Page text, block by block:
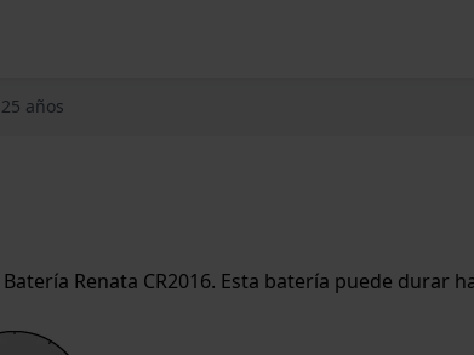
años
Renata CR2016. Esta batería puede durar